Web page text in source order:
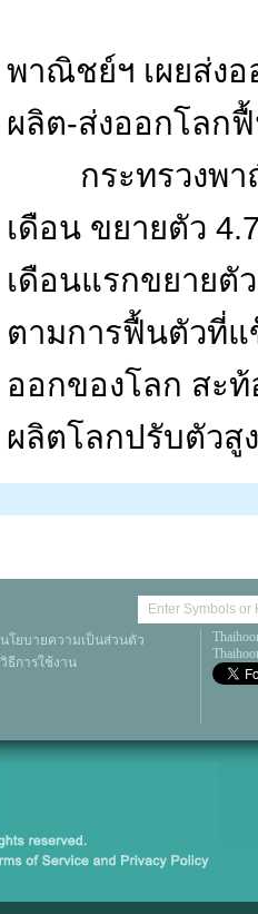
พาณิชย์ฯ เผยส่งอ
ผลิต-ส่งออกโลก
กระทรวงพาณิช
เดือน ขยายตัว
เดือนแรกขยายตั
ตามการฟื้นตัวที่แ
ออกของโลก สะ
ผลิตโลกปรับตัวสู
นโยบายความเป็นส่วนตัว
วิธีการใช้งาน